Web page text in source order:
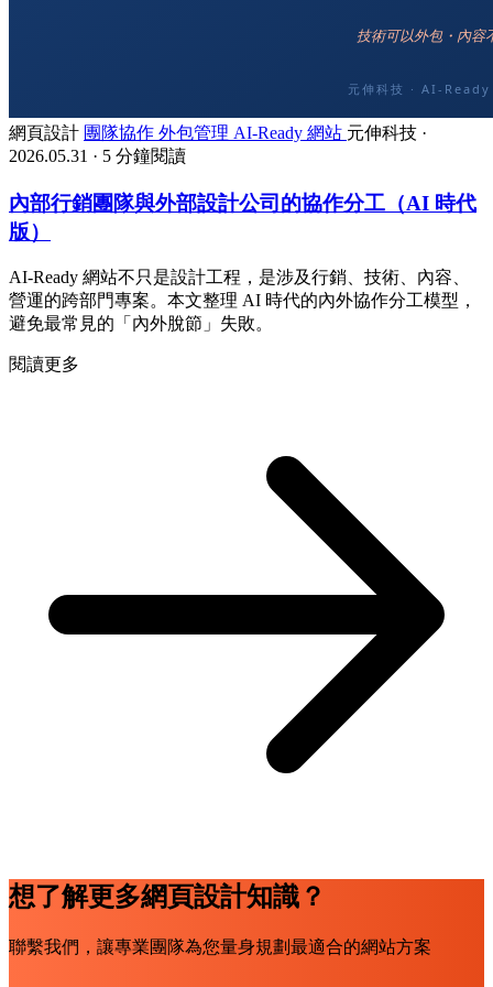
網頁設計 團隊協作 外包管理 AI-Ready 網站 元伸科技 ·
2026.05.31 · 5 分鐘閱讀
內部行銷團隊與外部設計公司的協作分工（AI 時代
版）
AI-Ready 網站不只是設計工程，是涉及行銷、技術、內容、
營運的跨部門專案。本文整理 AI 時代的內外協作分工模型，
避免最常見的「內外脫節」失敗。
閱讀更多
想了解更多網頁設計知識？
聯繫我們，讓專業團隊為您量身規劃最適合的網站方案